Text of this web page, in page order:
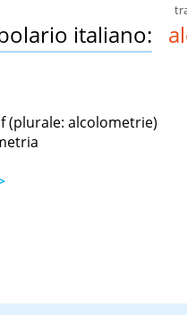
italiano:
(plurale: alcolometrie)